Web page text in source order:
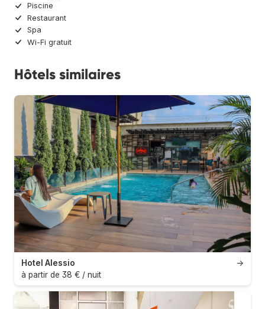
Piscine
Restaurant
Spa
Wi-Fi gratuit
Hôtels similaires
→
Hotel Alessio
à partir de 38 € / nuit